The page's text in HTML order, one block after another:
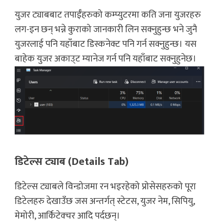
युजर ट्याबबाट तपाईँहरुको कम्प्युटरमा कति जना युजरहरु
लग-इन छन् भन्ने कुराको जानकारी लिन सक्नुहुन्छ भने जुनै
युजरलाई पनि यहाँबाट डिस्कनेक्ट पनि गर्न सक्नुहुन्छ। यस
बाहेक युजर अकाउ्ट म्यानेज गर्न पनि यहाँबाट सक्नुहुनेछ।
डिटेल्स ट्याब (Details Tab)
डिटेल्स ट्याबले विन्डोजमा रन भइरहेको प्रोसेसहरुको पूरा
डिटेलहरु देखाउँछ जस अन्तर्गत् स्टेटस, युजर नेम, सिपियु,
मेमोरी, आर्किटेक्चर आदि पर्दछन्।